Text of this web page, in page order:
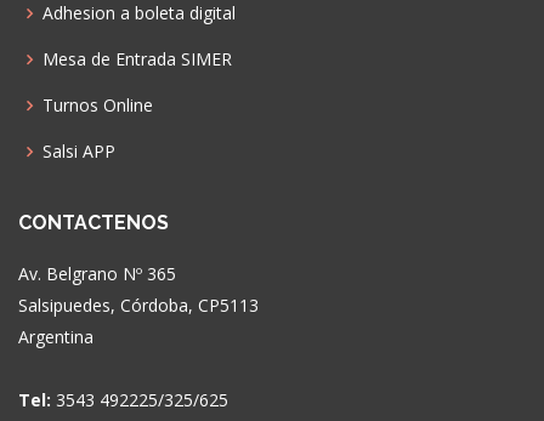
Adhesion a boleta digital
Mesa de Entrada SIMER
Turnos Online
Salsi APP
CONTACTENOS
Av. Belgrano Nº 365
Salsipuedes, Córdoba, CP5113
Argentina
Tel: 3543 492225/325/625